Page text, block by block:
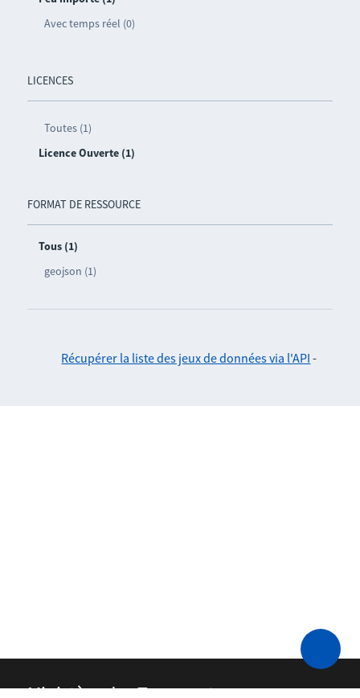
Avec temps réel (0)
LICENCES
Toutes (1)
Licence Ouverte (1)
FORMAT DE RESSOURCE
Tous (1)
geojson (1)
Récupérer la liste des jeux de données via l'API -